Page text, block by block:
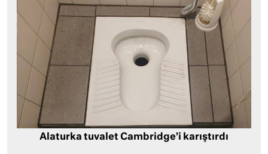
Alaturka tuvalet Cambridge’i karıştırdı